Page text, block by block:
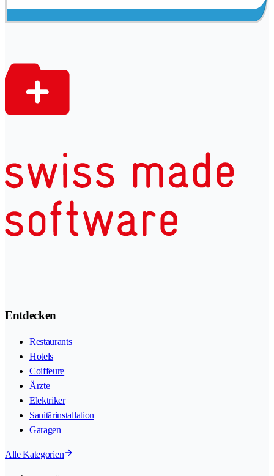
Entdecken
Restaurants
Hotels
Coiffeure
Ärzte
Elektriker
Sanitärinstallation
Garagen
Alle Kategorien